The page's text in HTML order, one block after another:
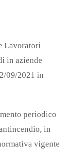
Lavoratori
in aziende
09/2021 in
periodico
in
vigente